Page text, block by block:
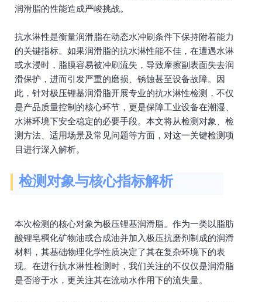
润滑脂的性能造成严峻挑战。
抗水淋性是衡量润滑脂在动态水冲刷条件下保持附着能力
的关键指标。如果润滑脂的抗水淋性能不佳，在遭遇水淋
或水浸时，脂膜容易被冲刷流失，导致摩擦副表面失去润
滑保护，进而引发严重的磨损、锈蚀甚至设备故障。因
此，针对极压锂基润滑脂开展专业的抗水淋性检测，不仅
是产品质量控制的核心环节，更是保障工业设备在潮湿、
水淋环境下安全稳定的必要手段。本文将从检测对象、检
测方法、适用场景及常见问题等方面，对这一关键检测项
目进行深入解析。
检测对象与核心指标解析
本次检测的核心对象为极压锂基润滑脂。作为一类以脂肪
酸锂皂稠化矿物油或合成油并加入极压抗磨剂制成的润滑
材料，其基础物理化学性质决定了其在复杂环境下的表
现。在进行抗水淋性检测时，我们关注的不仅仅是润滑脂
是否溶于水，更关注其在流动水作用下的流失量。